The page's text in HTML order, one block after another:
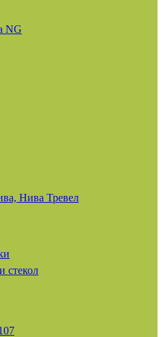
NG
Нива Тревел
стекол